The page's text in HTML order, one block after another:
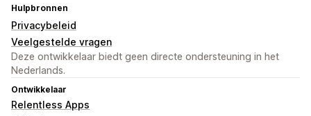
Hulpbronnen
Privacybeleid
Veelgestelde vragen
Deze ontwikkelaar biedt geen directe ondersteuning in het
Nederlands.
Ontwikkelaar
Relentless Apps